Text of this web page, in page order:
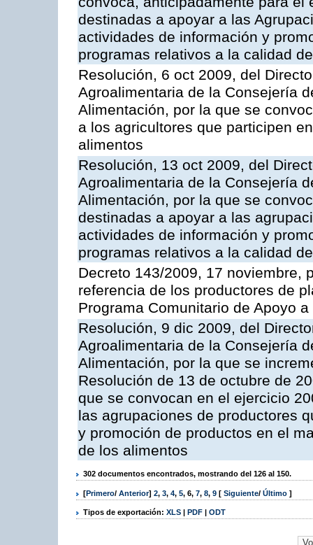
destinadas a apoyar a las
actividades de información y
programas relativos a la calidad
Resolución, 6 oct 2009, del
Agroalimentaria de la Consejería
Alimentación, por la que se
a los agricultores que participen
alimentos
Resolución, 13 oct 2009, del
Agroalimentaria de la Consejería
Alimentación, por la que se
destinadas a apoyar a las
actividades de información y
programas relativos a la calidad
Decreto 143/2009, 17 noviembre,
referencia de los productores de
Programa Comunitario de Apoyo
Resolución, 9 dic 2009, del
Agroalimentaria de la Consejería
Alimentación, por la que se
Resolución de 13 de octubre de
que se convocan en el ejercicio
las agrupaciones de productores
y promoción de productos en el
de los alimentos
302 documentos encontrados, mostrando del 126 al 150.
[Primero/ Anterior] 2, 3, 4, 5, 6, 7, 8, 9 [ Siguiente/ Último ]
Tipos de exportación: XLS | PDF | ODT